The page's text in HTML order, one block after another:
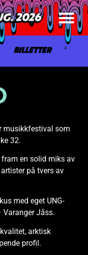
BILLETTER
musikkfestival som
32.
en solid miks av
på tvers av
med eget UNG-
Varanger Jåss.
arktisk
profil.